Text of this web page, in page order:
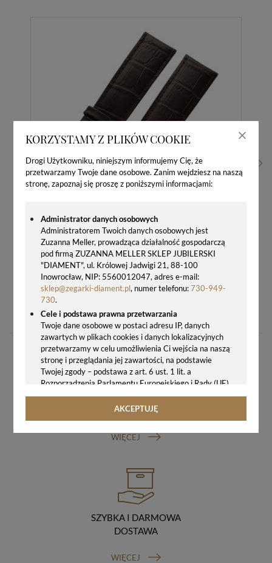
KORZYSTAMY Z PLIKÓW COOKIE
Drogi Użytkowniku, niniejszym informujemy Cię, że
przetwarzamy Twoje dane osobowe. Zanim wejdziesz na naszą
stronę, zapoznaj się proszę z poniższymi informacjami:
Administrator danych osobowych
Administratorem Twoich danych osobowych jest
Zuzanna Meller, prowadząca działalność gospodarczą
pod firmą ZUZANNA MELLER SKLEP JUBILERSKI
"DIAMENT", ul. Królowej Jadwigi 21, 88-100
Inowrocław, NIP: 5560012047, adres e-mail:
sklep@zegarki-diament.pl, numer telefonu:730-949-
730.
Cele i podstawa prawna przetwarzania
Twoje dane osobowe w postaci adresu IP, danych
zawartych w plikach cookies i danych lokalizacyjnych
przetwarzamy w celu umożliwienia Ci wejścia na naszą
stronę i przeglądania jej zawartości, na podstawie
Twojej zgody – podstawa z art. 6 ust. 1 lit. a
Rozporządzenia Parlamentu Europejskiego i Rady (UE)
2016/679 z 27.04.2016 r. w sprawie ochrony osób
fizycznych w związku z przetwarzaniem danych
rozporządzenie o ochronie danych, tj. RODO).
Twoje dane osobowe możemy udostępniać
hostingodawcy. Takie podmioty przetwarzają dane na
podstawie umowy z nami i tylko zgodnie z naszymi
poleceniami. Przekazujemy Twoje dane poza teren
Polski/UE/Europejskiego Obszaru Gospodarczego.
Okres przechowywania danych
Twoje dane przechowujemy do czasu posiadania
AKCEPTUJĘ
205,00 zł
GWARANCJA ORYGINALNOŚCI ZEGARKA
WIĘCEJ
SZYBKA I DARMOWA
DOSTAWA
WIĘCEJ